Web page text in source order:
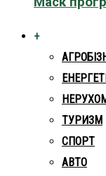
+
ТУРИЗМ
СПОРТ
АВТО